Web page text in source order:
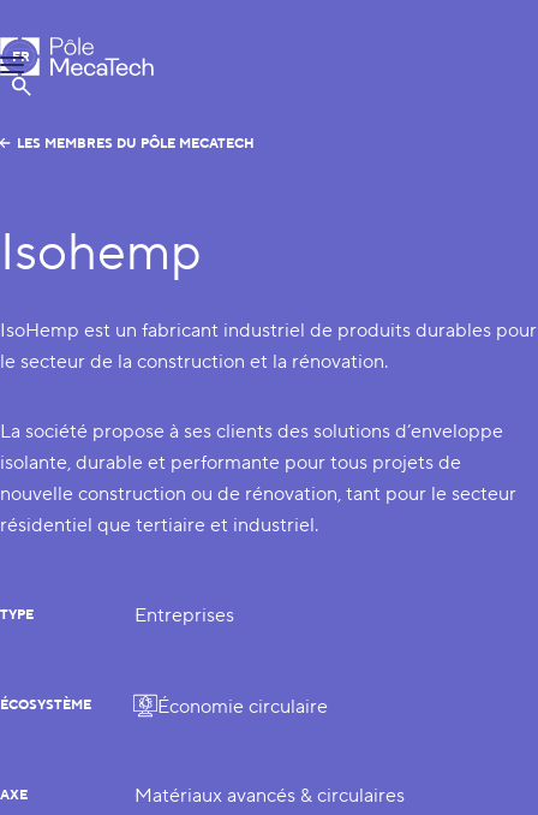
Pôle MecaTech
Menu
Afficher la Recherche
FR
EN
LES MEMBRES DU PÔLE MECATECH
Isohemp
IsoHemp est un fabricant industriel de produits durables pour
le secteur de la construction et la rénovation.
La société propose à ses clients des solutions d’enveloppe
isolante, durable et performante pour tous projets de
nouvelle construction ou de rénovation, tant pour le secteur
résidentiel que tertiaire et industriel.
TYPE Entreprises
ÉCOSYSTÈME Économie circulaire
AXE Matériaux avancés & circulaires